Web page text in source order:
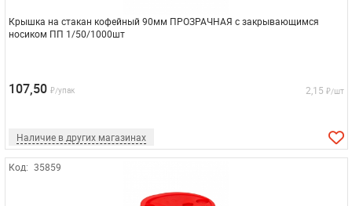
Крышка на стакан кофейный 90мм ПРОЗРАЧНАЯ с закрывающимся
носиком ПП 1/50/1000шт
107,50 ₽/упак 2,15 ₽/шт
Наличие в других магазинах
Код: 35859